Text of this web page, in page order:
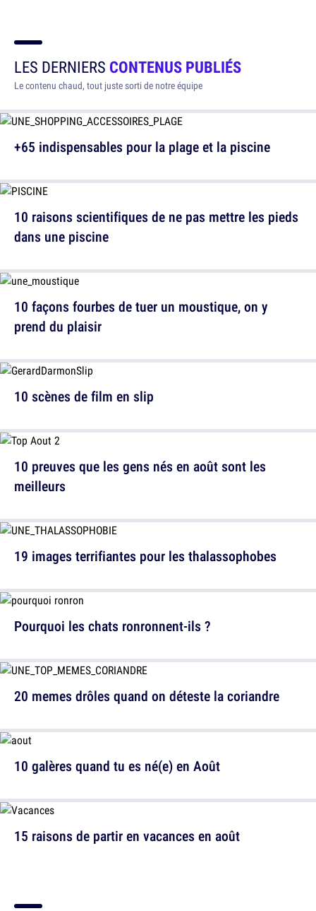
LES DERNIERS CONTENUS PUBLIÉS
Le contenu chaud, tout juste sorti de notre équipe
+65 indispensables pour la plage et la piscine
10 façons fourbes de tuer un moustique, on y
prend du plaisir
10 preuves que les gens nés en août sont les
meilleurs
Pourquoi les chats ronronnent-ils ?
10 galères quand tu es né(e) en Août
10 raisons scientifiques de ne pas mettre les pieds
dans une piscine
10 scènes de film en slip
19 images terrifiantes pour les thalassophobes
20 memes drôles quand on déteste la coriandre
15 raisons de partir en vacances en août